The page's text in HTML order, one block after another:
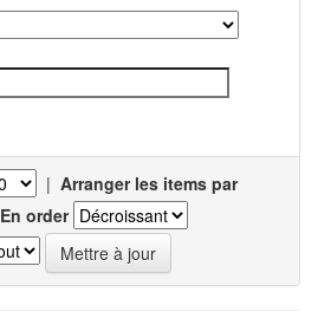
| Arranger les items par
En order